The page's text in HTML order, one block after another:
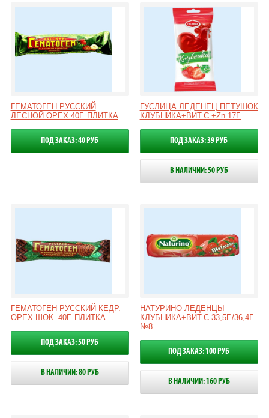
ГЕМАТОГЕН РУССКИЙ
ЛЕСНОЙ ОРЕХ 40Г. ПЛИТКА
ПОД ЗАКАЗ: 40 РУБ
ГУСЛИЦА ЛЕДЕНЕЦ ПЕТУШОК
КЛУБНИКА+ВИТ.С +Zn 17Г.
ПОД ЗАКАЗ: 39 РУБ
В НАЛИЧИИ: 50 РУБ
ГЕМАТОГЕН РУССКИЙ КЕДР.
ОРЕХ ШОК. 40Г. ПЛИТКА
ПОД ЗАКАЗ: 50 РУБ
В НАЛИЧИИ: 80 РУБ
НАТУРИНО ЛЕДЕНЦЫ
КЛУБНИКА+ВИТ.С 33,5Г./36,4Г.
№8
ПОД ЗАКАЗ: 100 РУБ
В НАЛИЧИИ: 160 РУБ